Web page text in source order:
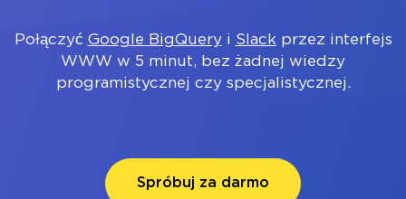
Połączyć Google BigQueryi Slackprzez interfejs
WWW w 5 minut, bez żadnej wiedzy
programistycznej czy specjalistycznej.
Spróbuj za darmo